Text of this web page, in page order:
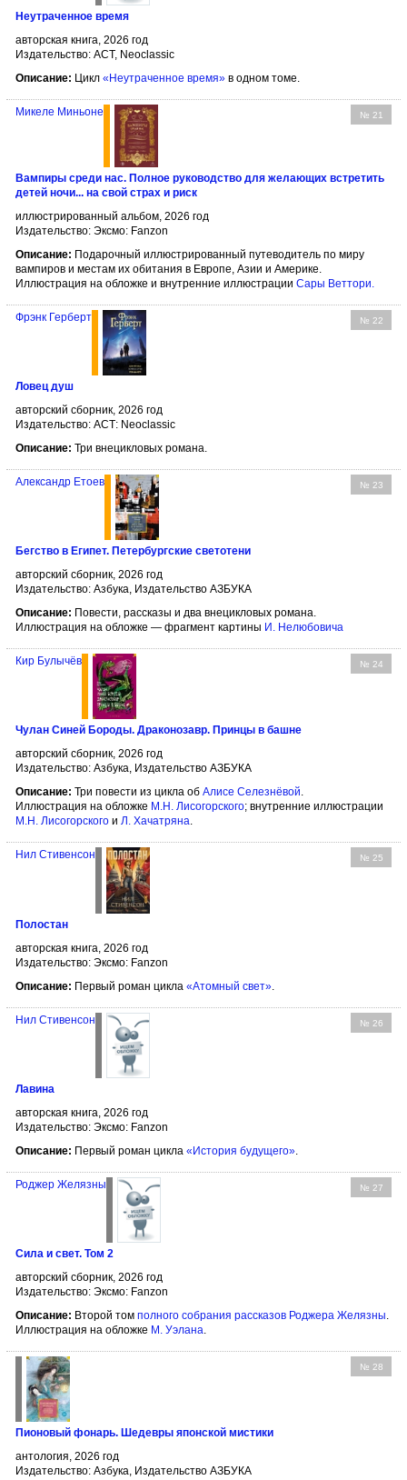
Неутраченное время
авторская книга, 2026 год
Издательство: АСТ, Neoclassic
Описание: Цикл «Неутраченное время» в одном томе.
№ 21
Микеле Миньоне
Вампиры среди нас. Полное руководство для желающих встретить
детей ночи... на свой страх и риск
иллюстрированный альбом, 2026 год
Издательство: Эксмо: Fanzon
Описание: Подарочный иллюстрированный путеводитель по миру
вампиров и местам их обитания в Европе, Азии и Америке.
Иллюстрация на обложке и внутренние иллюстрации Сары Веттори.
№ 22
Фрэнк Герберт
Ловец душ
авторский сборник, 2026 год
Издательство: АСТ: Neoclassic
Описание: Три внецикловых романа.
№ 23
Александр Етоев
Бегство в Египет. Петербургские светотени
авторский сборник, 2026 год
Издательство: Азбука, Издательство АЗБУКА
Описание: Повести, рассказы и два внецикловых романа.
Иллюстрация на обложке — фрагмент картины И. Нелюбовича
№ 24
Кир Булычёв
Чулан Синей Бороды. Драконозавр. Принцы в башне
авторский сборник, 2026 год
Издательство: Азбука, Издательство АЗБУКА
Описание: Три повести из цикла об Алисе Селезнёвой.
Иллюстрация на обложке М.Н. Лисогорского; внутренние иллюстрации
М.Н. Лисогорского и Л. Хачатряна.
№ 25
Нил Стивенсон
Полостан
авторская книга, 2026 год
Издательство: Эксмо: Fanzon
Описание: Первый роман цикла «Атомный свет».
№ 26
Нил Стивенсон
Лавина
авторская книга, 2026 год
Издательство: Эксмо: Fanzon
Описание: Первый роман цикла «История будущего».
№ 27
Роджер Желязны
Сила и свет. Том 2
авторский сборник, 2026 год
Издательство: Эксмо: Fanzon
Описание: Второй том полного собрания рассказов Роджера Желязны.
Иллюстрация на обложке М. Уэлана.
№ 28
Пионовый фонарь. Шедевры японской мистики
антология, 2026 год
Издательство: Азбука, Издательство АЗБУКА